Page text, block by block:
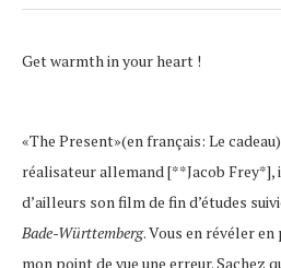
Get warmth in your heart !
«The Present»(en français: Le
réalisateur allemand [**Jacob Frey*],
d’ailleurs son film de fin d’études
Bade-Württemberg. Vous en révéler
mon point de vue une erreur. Sachez